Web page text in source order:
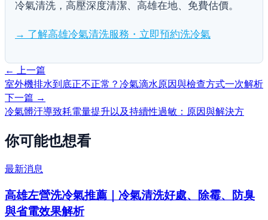
冷氣清洗，高壓深度清潔、高雄在地、免費估價。
→ 了解高雄冷氣清洗服務・立即預約洗冷氣
← 上一篇
室外機排水到底正不正常？冷氣滴水原因與檢查方式一次解析
下一篇 →
冷氣髒汙導致耗電量提升以及持續性過敏：原因與解決方
你可能也想看
最新消息
高雄左營洗冷氣推薦｜冷氣清洗好處、除霉、防臭
與省電效果解析